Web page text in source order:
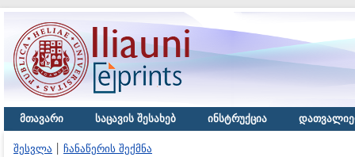
მთავარი საცავის შესახებ ინსტრუქცია
შესვლა ჩანაწერის შექმნა